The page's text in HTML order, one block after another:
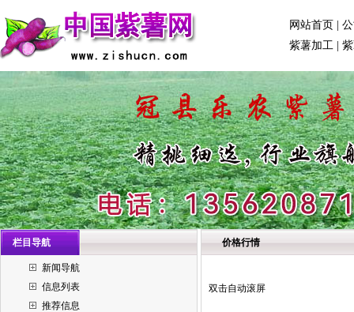
网站首页
紫薯加工|
栏目导航
新闻导航
信息列表
推荐信息
价格行情
双击自动滚屏